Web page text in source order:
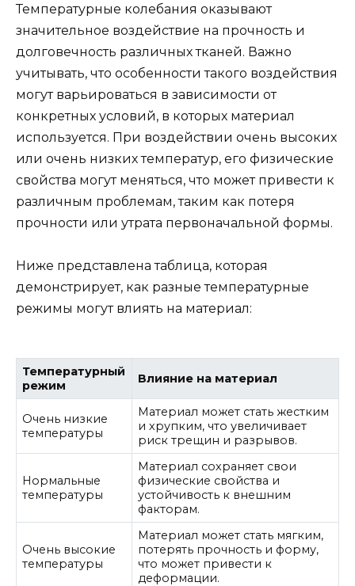
Температурные колебания оказывают
значительное воздействие на прочность и
долговечность различных тканей. Важно
учитывать, что особенности такого воздействия
могут варьироваться в зависимости от
конкретных условий, в которых материал
используется. При воздействии очень высоких
или очень низких температур, его физические
свойства могут меняться, что может привести к
различным проблемам, таким как потеря
прочности или утрата первоначальной формы.
Ниже представлена таблица, которая
демонстрирует, как разные температурные
режимы могут влиять на материал:
Температурный
режим
Влияние на материал
Очень низкие
температуры
Материал может стать жестким
и хрупким, что увеличивает
риск трещин и разрывов.
Нормальные
температуры
Материал сохраняет свои
физические свойства и
устойчивость к внешним
факторам.
Очень высокие
температуры
Материал может стать мягким,
потерять прочность и форму,
что может привести к
деформации.